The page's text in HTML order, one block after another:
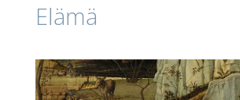
Elämä